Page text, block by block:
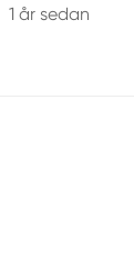
1 år sedan